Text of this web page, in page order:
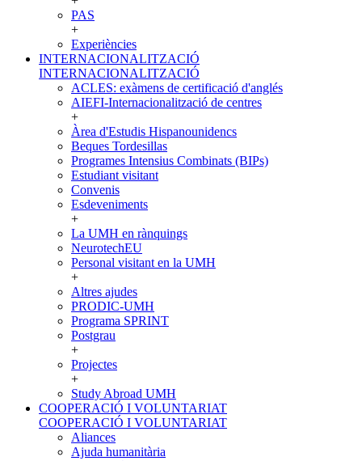
PAS
+
Experiències
INTERNACIONALITZACIÓ
INTERNACIONALITZACIÓ
ACLES: exàmens de certificació d'anglés
AIEFI-Internacionalització de centres
+
Àrea d'Estudis Hispanounidencs
Beques Tordesillas
Programes Intensius Combinats (BIPs)
Estudiant visitant
Convenis
Esdeveniments
+
La UMH en rànquings
NeurotechEU
Personal visitant en la UMH
+
Altres ajudes
PRODIC-UMH
Programa SPRINT
Postgrau
+
Projectes
+
Study Abroad UMH
COOPERACIÓ I VOLUNTARIAT
COOPERACIÓ I VOLUNTARIAT
Aliances
Ajuda humanitària